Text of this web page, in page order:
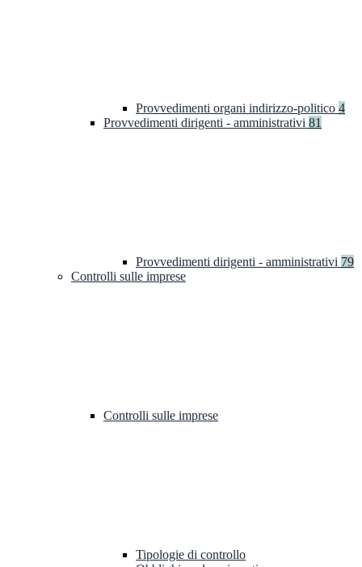
Provvedimenti organi indirizzo-politico 4
Provvedimenti dirigenti - amministrativi 81
Provvedimenti dirigenti - amministrativi 79
Controlli sulle imprese
Controlli sulle imprese
Tipologie di controllo